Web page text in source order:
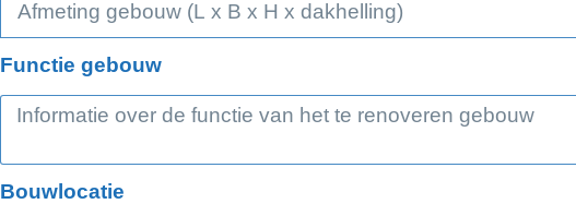
Functie gebouw
Bouwlocatie